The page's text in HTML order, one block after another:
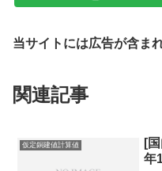
当サイトには広告が含ま
関連記事
仮定銅建値計算値
[
年